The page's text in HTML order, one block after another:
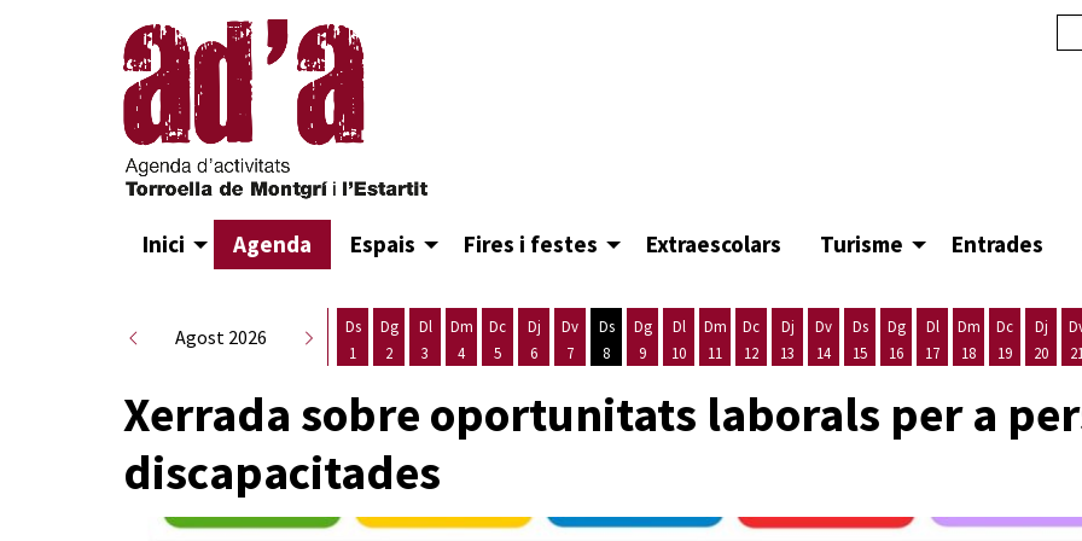
Inici Agenda Espais Fires i festes Extraescolars Turisme Entrades
Agost 2026
Ds
1
Dg
2
Dl
3
Dm
4
Dc
5
Dj
6
Dv
7
Ds
8
Dg
9
Dl
10
Dm
11
Dc
12
Dj
13
Dv
14
Ds
15
Dg
16
Dl
17
Dm
18
Dc
19
Dj
20
Xerrada sobre oportunitats laborals per a
discapacitades